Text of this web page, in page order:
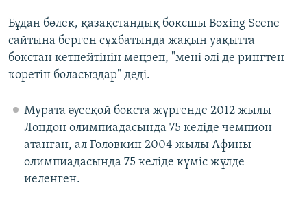
Бұдан бөлек, қазақстандық боксшы Boxing Scene
сайтына берген сұхбатында жақын уақытта
бокстан кетпейтінін меңзеп, "мені әлі де рингтен
көретін боласыздар" деді.
Мурата әуесқой бокста жүргенде 2012 жылы
Лондон олимпиадасында 75 келіде чемпион
атанған, ал Головкин 2004 жылы Афины
олимпиадасында 75 келіде күміс жүлде
иеленген.